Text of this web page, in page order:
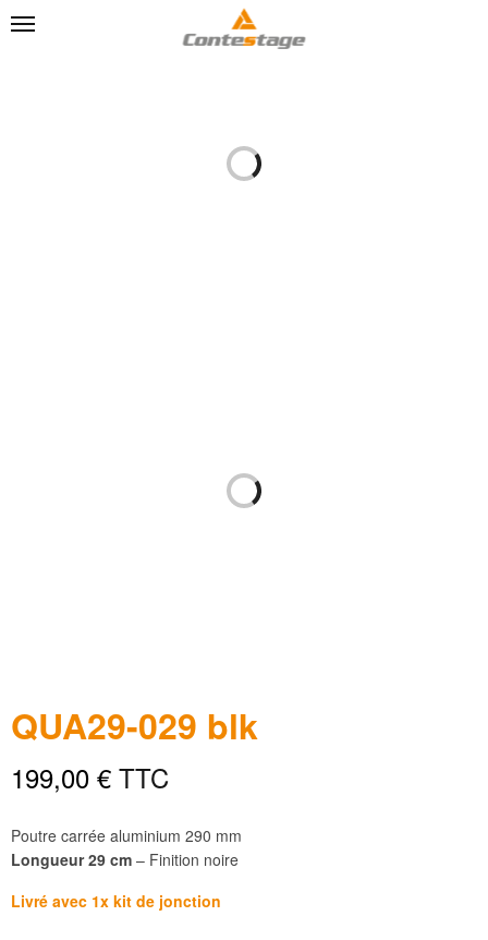
QUA29-029 blk
199,00 € TTC
Poutre carrée aluminium 290 mm
Longueur 29 cm – Finition noire
Livré avec 1x kit de jonction